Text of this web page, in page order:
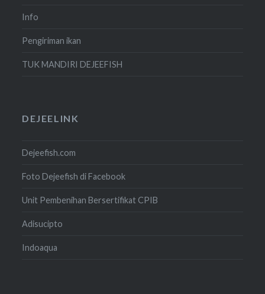
Info
Pengiriman ikan
TUK MANDIRI DEJEEFISH
DEJEELINK
Dejeefish.com
Foto Dejeefish di Facebook
Unit Pembenihan Bersertifikat CPIB
Adisucipto
Indoaqua